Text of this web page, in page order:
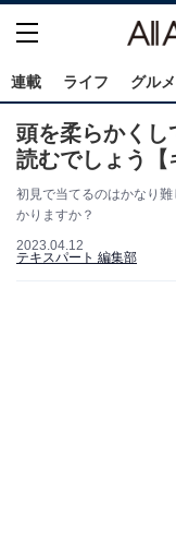
連載 ライフ グルメ
頭を柔らかくし
読むでしょう【
初見で当てるのはかなり
かりますか？
2023.04.12
テキスパート 編集部